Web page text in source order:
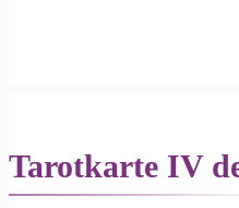
Tarotkarte IV